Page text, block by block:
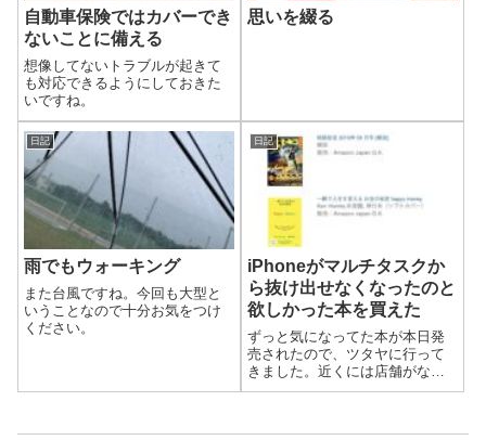
自動車保険ではカバーでき
ないことに備える
想像してないトラブルが起きて
も対応できるようにしておきた
いですね。
思いを綴る
日記
雨でもウォーキング
また台風ですね。今回も大型と
いうことなので十分お気をつけ
ください。
日記
iPhoneがマルチタスクか
ら抜け出せなくなったのと
欲しかった本を買えた
ずっと気になってた本が本日発
売されたので、ツタヤに行って
きました。近くには店舗がない
ので、ちょっとしたドライブで